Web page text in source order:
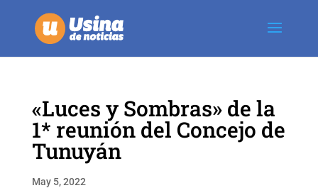
«Luces y Sombras» de la
1* reunión del Concejo de
Tunuyán
May 5, 2022